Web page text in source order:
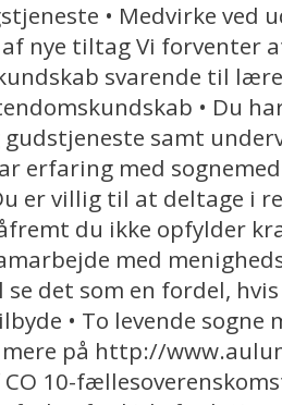
• Medvirke ved
nye tiltag Vi forventer
svarende til
• Du
gudstjeneste samt
erfaring med
er villig til at deltage i
du ikke opfylder
med
se det som en fordel,
• To levende sogne
på http://
10-